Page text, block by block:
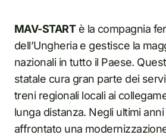
MAV-STARTè la compagnia
dell’Ungheria e gestisce la
nazionali in tutto il Paese.
statale cura gran parte dei
treni regionali locali ai
lunga distanza. Negli ultimi anni
affrontato una